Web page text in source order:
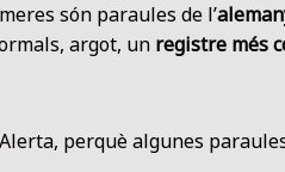
són paraules de l’
argot, un registre més
Alerta, perquè algunes